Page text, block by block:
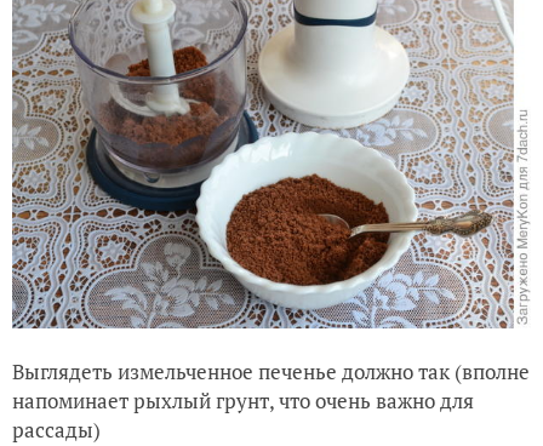
Выглядеть измельченное печенье должно так (вполне
напоминает рыхлый грунт, что очень важно для
рассады)